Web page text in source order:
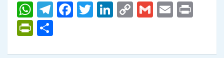
W
h
at
T
F
T
Li
C
G
E
P